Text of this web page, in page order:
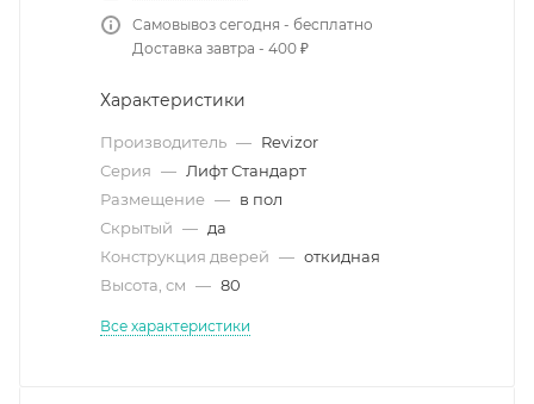
Самовывоз сегодня - бесплатно
Доставка завтра - 400 ₽
Характеристики
Производитель — Revizor
Серия — Лифт Стандарт
Размещение — в пол
Скрытый — да
Конструкция дверей — откидная
Высота, см — 80
Все характеристики